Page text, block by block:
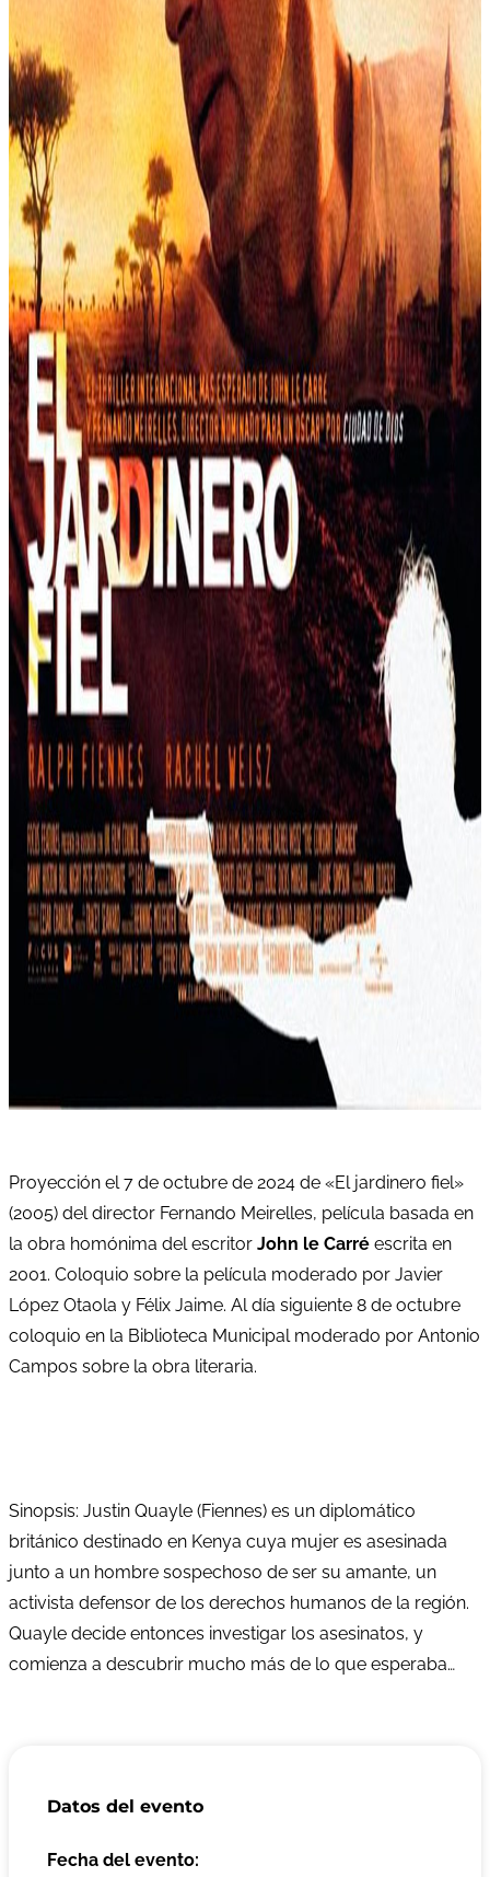
Proyección el 7 de octubre de 2024 de «El jardinero fiel»
(2005) del director Fernando Meirelles, película basada en
la obra homónima del escritor John le Carré escrita en
2001. Coloquio sobre la película moderado por Javier
López Otaola y Félix Jaime. Al día siguiente 8 de octubre
coloquio en la Biblioteca Municipal moderado por Antonio
Campos sobre la obra literaria.
Sinopsis: Justin Quayle (Fiennes) es un diplomático
británico destinado en Kenya cuya mujer es asesinada
junto a un hombre sospechoso de ser su amante, un
activista defensor de los derechos humanos de la región.
Quayle decide entonces investigar los asesinatos, y
comienza a descubrir mucho más de lo que esperaba…
Datos del evento
Fecha del evento: